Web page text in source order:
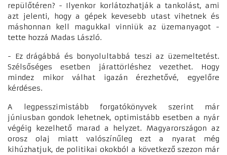
repülőtéren? - Ilyenkor korlátozhatják a tankolást, ami
azt jelenti, hogy a gépek kevesebb utast vihetnek és
máshonnan kell magukkal vinniük az üzemanyagot -
tette hozzá Madas László.
- Ez drágábbá és bonyolultabbá teszi az üzemeltetést.
Szélsőséges esetben járattörléshez vezethet. Hogy
mindez mikor válhat igazán érezhetővé, egyelőre
kérdéses.
A legpesszimistább forgatókönyvek szerint már
júniusban gondok lehetnek, optimistább esetben a nyár
végéig kezelhető marad a helyzet. Magyarországon az
orosz olaj miatt valószínűleg ezt a nyarat még
kihúzhatjuk, de politikai okokból a következő szezon már